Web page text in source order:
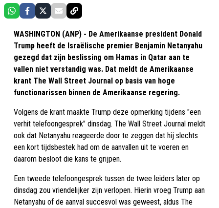
WASHINGTON (ANP) - De Amerikaanse president Donald
Trump heeft de Israëlische premier Benjamin Netanyahu
gezegd dat zijn beslissing om Hamas in Qatar aan te
vallen niet verstandig was. Dat meldt de Amerikaanse
krant The Wall Street Journal op basis van hoge
functionarissen binnen de Amerikaanse regering.
Volgens de krant maakte Trump deze opmerking tijdens "een
verhit telefoongesprek" dinsdag. The Wall Street Journal meldt
ook dat Netanyahu reageerde door te zeggen dat hij slechts
een kort tijdsbestek had om de aanvallen uit te voeren en
daarom besloot die kans te grijpen.
Een tweede telefoongesprek tussen de twee leiders later op
dinsdag zou vriendelijker zijn verlopen. Hierin vroeg Trump aan
Netanyahu of de aanval succesvol was geweest, aldus The